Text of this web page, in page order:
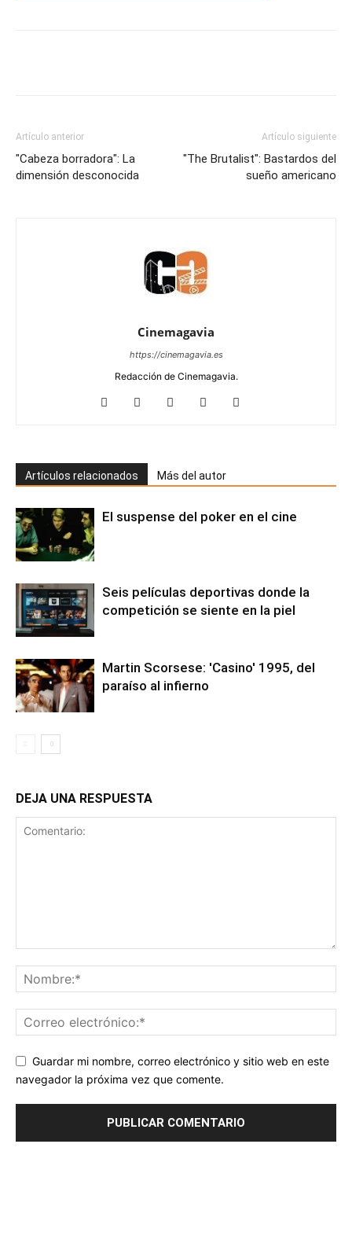
Artículo anterior
"Cabeza borradora": La
dimensión desconocida
Artículo siguiente
"The Brutalist": Bastardos del
sueño americano
Cinemagavia
https://cinemagavia.es
Redacción de Cinemagavia.
Artículos relacionados Más del autor
El suspense del poker en el cine
Seis películas deportivas donde la
competición se siente en la piel
Martin Scorsese: 'Casino' 1995, del
paraíso al infierno
DEJA UNA RESPUESTA
Guardar mi nombre, correo electrónico y sitio web en este
navegador la próxima vez que comente.